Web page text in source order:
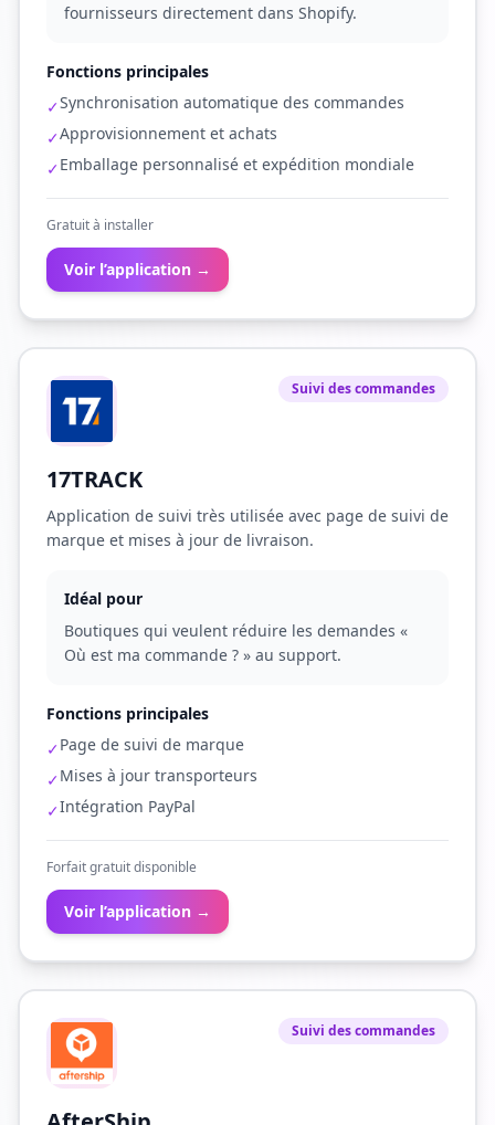
fournisseurs directement dans Shopify.
Fonctions principales
✓Synchronisation automatique des commandes
✓Approvisionnement et achats
✓Emballage personnalisé et expédition mondiale
Gratuit à installer
Voir l’application →
Suivi des commandes
17TRACK
Application de suivi très utilisée avec page de suivi de
marque et mises à jour de livraison.
Idéal pour
Boutiques qui veulent réduire les demandes «
Où est ma commande ? » au support.
Fonctions principales
✓Page de suivi de marque
✓Mises à jour transporteurs
✓Intégration PayPal
Forfait gratuit disponible
Voir l’application →
Suivi des commandes